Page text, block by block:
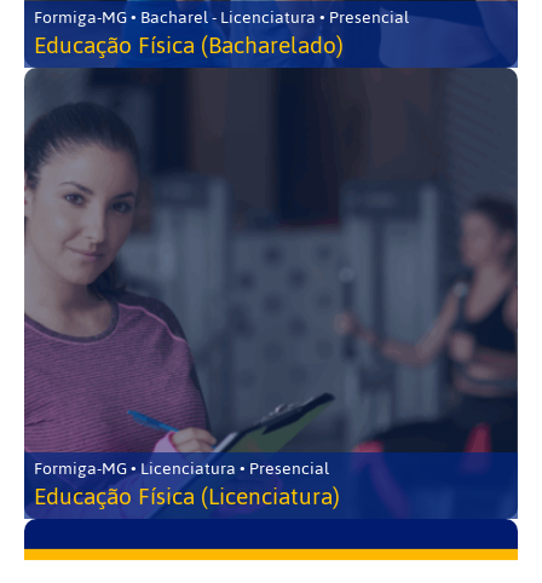
Formiga-MG • Bacharel - Licenciatura • Presencial
Educação Física (Bacharelado)
Formiga-MG • Licenciatura • Presencial
Educação Física (Licenciatura)